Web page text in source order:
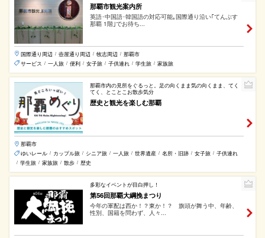
那覇市観光案内所
英語･中国語･韓国語の対応可能｡国際通り沿い｢てんぶす
那覇 1階｣でお待ち...
国際通り周辺 / 壺屋通り周辺 / 牧志周辺 / 那覇市
サービス / 一人旅 / 便利 / 女子旅 / 子供連れ / 学生旅 / 家族旅
那覇市内の見所をぐるっと。足の向くまま気の向くまま、てく
てく、とことこお散歩気分
歴史と観光を楽しむ那覇
那覇市
ゆいレール / カップル旅 / シニア旅 / 一人旅 / 世界遺産 / 名所・旧跡 / 女子旅 / 子供連れ
/ 学生旅 / 家族旅 / 散歩 / 歴史
多彩なイベントが目白押し！
第56回那覇大綱挽まつり
今年の軍配は西か！？東か！？ 旗頭が舞う中、年齢、
性別、国籍を問わず、人々...